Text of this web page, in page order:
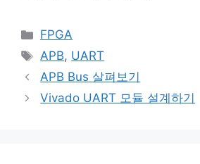
카
테
리
FPGA
태
그
APB, UART
APB Bus 살펴보기
Vivado UART 모듈 설계하기